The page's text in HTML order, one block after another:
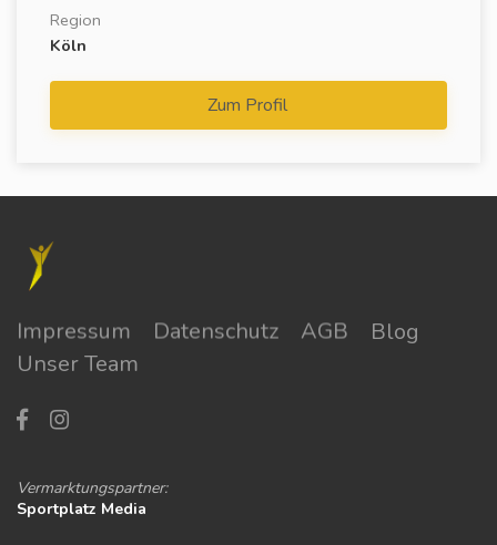
Region
Köln
Zum Profil
Impressum Datenschutz AGB
Blog
Unser Team
Vermarktungspartner:
Sportplatz Media